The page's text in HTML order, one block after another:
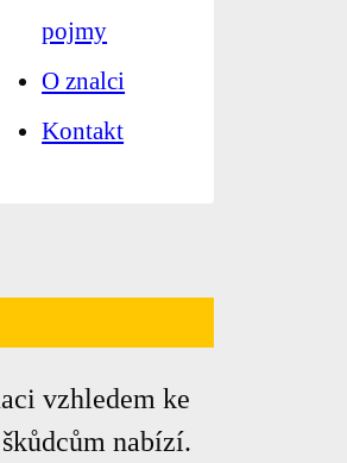
pojmy
O znalci
Kontakt
vzhledem ke
nabízí.